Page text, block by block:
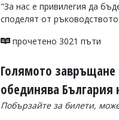
"За нас е привилегия да
споделят от
прочетено 3021 пъти
Голямото завръщане
обединява България
Побързайте за билети,